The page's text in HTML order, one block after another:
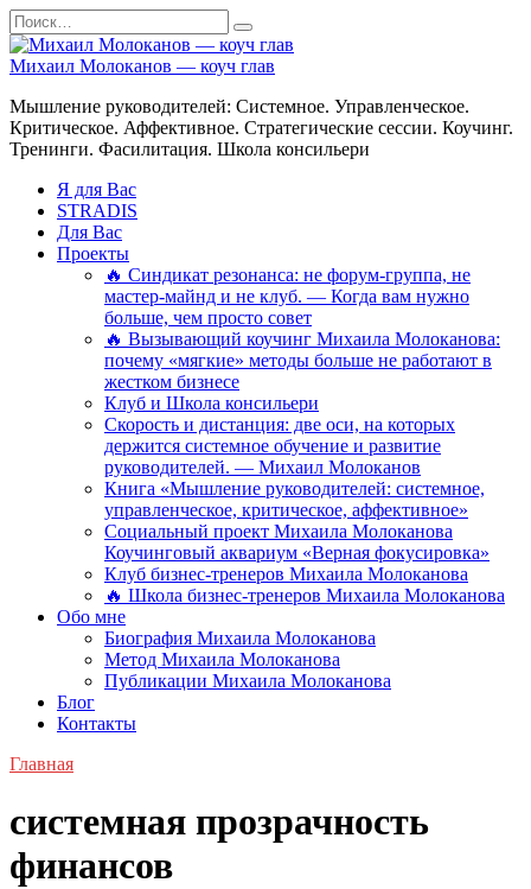
Перейти
к
содержанию
Search
for:
Михаил Молоканов — коуч глав
Мышление руководителей: Системное. Управленческое.
Критическое. Аффективное. Стратегические сессии. Коучинг.
Тренинги. Фасилитация. Школа консильери
Я для Вас
STRADIS
Для Вас
Проекты
🔥 Синдикат резонанса: не форум-группа, не
мастер-майнд и не клуб. — Когда вам нужно
больше, чем просто совет
🔥 Вызывающий коучинг Михаила Молоканова:
почему «мягкие» методы больше не работают в
жестком бизнесе
Клуб и Школа консильери
Скорость и дистанция: две оси, на которых
держится системное обучение и развитие
руководителей. — Михаил Молоканов
Книга «Мышление руководителей: системное,
управленческое, критическое, аффективное»
Социальный проект Михаила Молоканова
Коучинговый аквариум «Верная фокусировка»
Клуб бизнес-тренеров Михаила Молоканова
🔥 Школа бизнес-тренеров Михаила Молоканова
Обо мне
Биография Михаила Молоканова
Метод Михаила Молоканова
Публикации Михаила Молоканова
Блог
Контакты
Главная
системная прозрачность
финансов